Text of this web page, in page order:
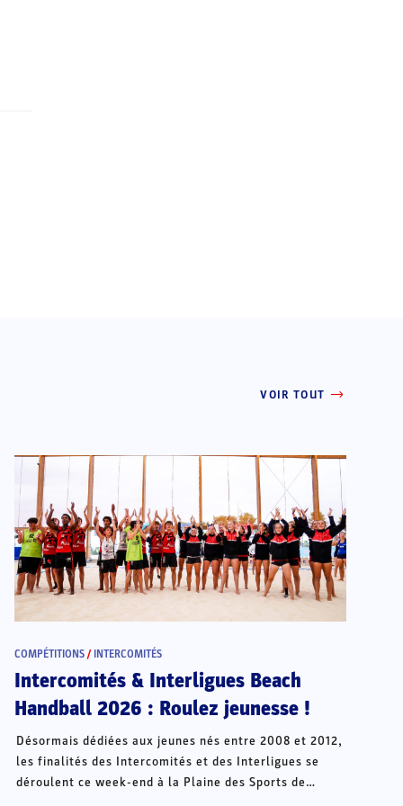
VOIR TOUT
COMPÉTITIONS / INTERCOMITÉS
Intercomités & Interligues Beach
Handball 2026 : Roulez jeunesse !
Désormais dédiées aux jeunes nés entre 2008 et 2012,
les finalités des Intercomités et des Interligues se
déroulent ce week-end à la Plaine des Sports de